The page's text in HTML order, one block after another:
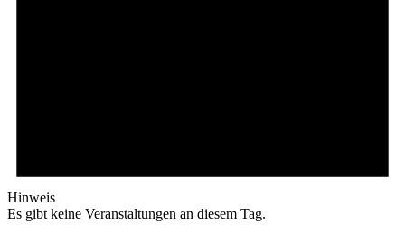
Hinweis
Es gibt keine Veranstaltungen an diesem Tag.